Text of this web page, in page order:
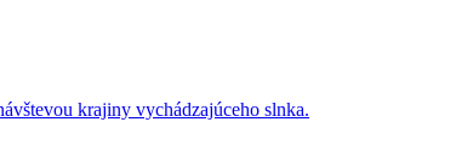
krajiny vychádzajúceho slnka.